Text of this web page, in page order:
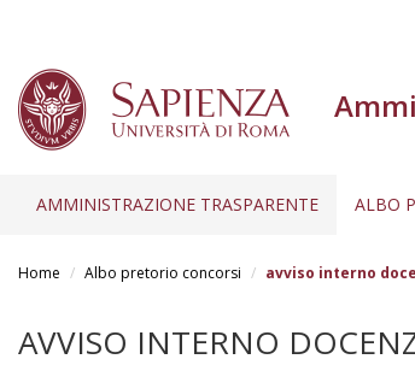
AMMINISTRAZIONE TRASPARENTE ALBO
Home Albo pretorio concorsi avviso interno
AVVISO INTERNO